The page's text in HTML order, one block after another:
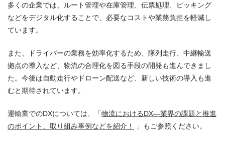
多くの企業では、ルート管理や在庫管理、伝票処理、ピッキング
などをデジタル化することで、必要なコストや業務負担を軽減し
ています。
また、ドライバーの業務を効率化するため、隊列走行、中継輸送
拠点の導入など、物流の合理化を図る手段の開発も進んできまし
た。今後は自動走行やドローン配送など、新しい技術の導入も進
むと期待されています。
運輸業でのDXについては、「物流におけるDX―業界の課題と推進
のポイント、取り組み事例などを紹介！
」もご参照ください。